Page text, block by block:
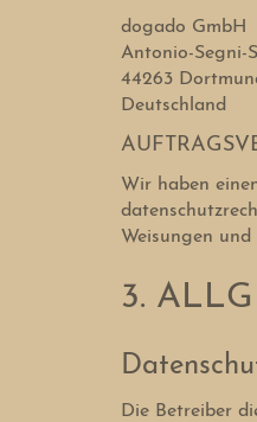
dogado GmbH
Antonio-Segni-
44263
Deutschland
Wir haben
Weisungen
3.
Die Betreiber